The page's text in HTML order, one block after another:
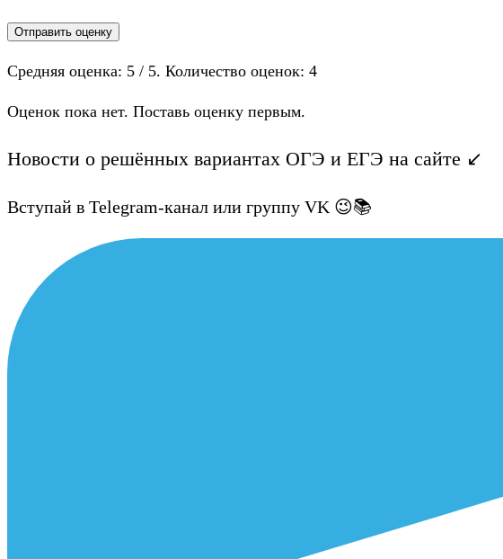
Отправить оценку
Средняя оценка: 5 / 5. Количество оценок: 4
Оценок пока нет. Поставь оценку первым.
Новости о решённых вариантах ОГЭ и ЕГЭ на сайте ↙️
Вступай в Telegram-канал или группу VK 😉📚